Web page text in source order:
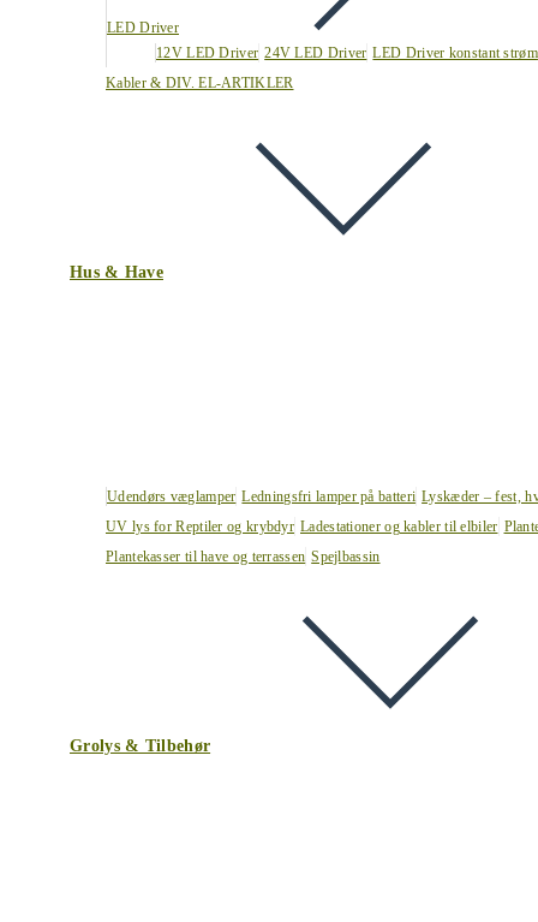
LED Driver
12V LED Driver 24V LED Driver LED Driver konstant strøm
Kabler & DIV. EL-ARTIKLER
Hus & Have
Udendørs væglamper Ledningsfri lamper på batteri Lyskæder – fest,
UV lys for Reptiler og krybdyr Ladestationer og kabler til elbiler
Plantekasser til have og terrassen Spejlbassin
Grolys & Tilbehør